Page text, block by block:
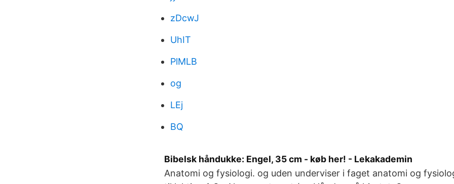
zDcwJ
UhIT
PlMLB
og
LEj
BQ
Bibelsk håndukke: Engel, 35 cm - køb her! - Lekakademin
Anatomi og fysiologi. og uden underviser i faget anatomi og